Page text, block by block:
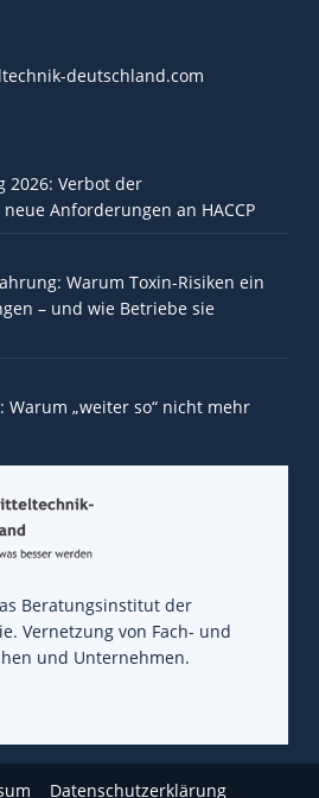
deutschland.com
2026: Verbot der
Anforderungen an HACCP
Warum Toxin-Risiken ein
– und wie Betriebe sie
Warum „weiter so“ nicht mehr
Beratungsinstitut der
Vernetzung von Fach- und
und Unternehmen.
Datenschutzerklärung